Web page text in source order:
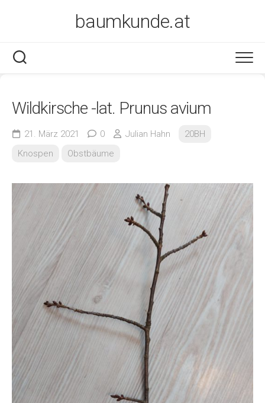
baumkunde.at
Wildkirsche -lat. Prunus avium
21. März 2021 0 Julian Hahn
20BH
Knospen
Obstbäume